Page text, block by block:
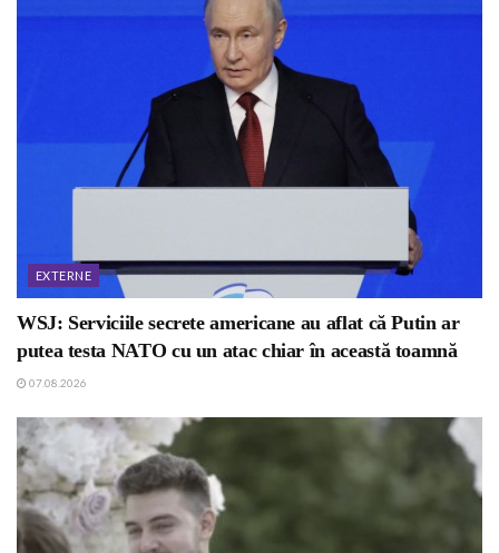
EXTERNE
WSJ: Serviciile secrete americane au aflat că Putin ar
putea testa NATO cu un atac chiar în această toamnă
07.08.2026